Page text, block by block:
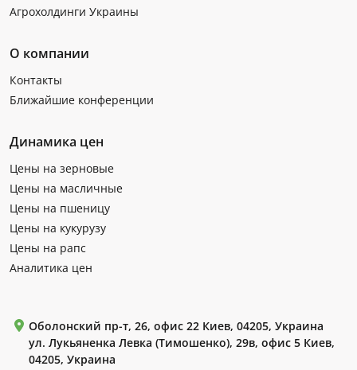
Агрохолдинги Украины
О компании
Контакты
Ближайшие конференции
Динамика цен
Цены на зерновые
Цены на масличные
Цены на пшеницу
Цены на кукурузу
Цены на рапс
Аналитика цен
Оболонский пр-т, 26, офис 22 Киев, 04205, Украина
ул. Лукьяненка Левка (Тимошенко), 29в, офис 5 Киев,
04205, Украина